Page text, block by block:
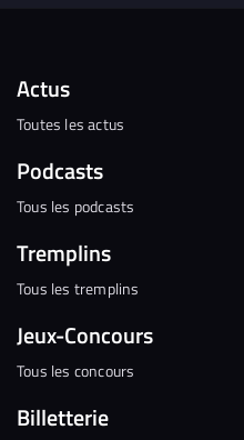
Actus
Toutes les actus
Podcasts
Tous les podcasts
Tremplins
Tous les tremplins
Jeux-Concours
Tous les concours
Billetterie